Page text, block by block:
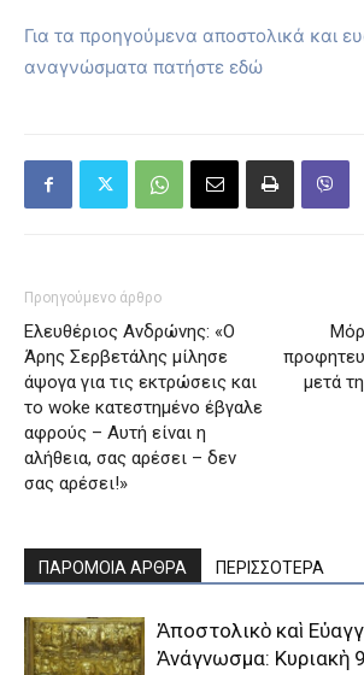
Για τα προηγούμενα αποστολικά και
αναγνώσματα πατήστε εδώ
Προηγούμενο άρθρο
Ελευθέριος Ανδρώνης: «Ο
Άρης Σερβετάλης μίλησε
άψογα για τις εκτρώσεις και
το woke κατεστημένο έβγαλε
αφρούς – Αυτή είναι η
αλήθεια, σας αρέσει – δεν
σας αρέσει!»
μετά
ΠΑΡΟΜΟΙΑ ΑΡΘΡΑ ΠΕΡΙΣΣΟΤΕΡΑ
Ἀποστολικὸ καὶ
Ἀνάγνωσμα: Κυριακὴ